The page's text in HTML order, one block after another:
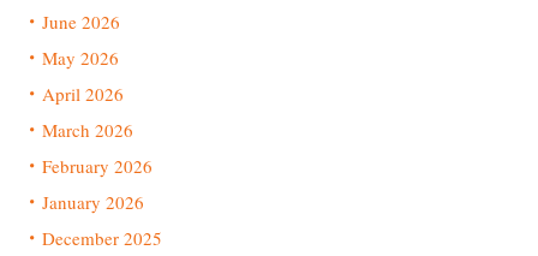
June 2026
May 2026
April 2026
March 2026
February 2026
January 2026
December 2025